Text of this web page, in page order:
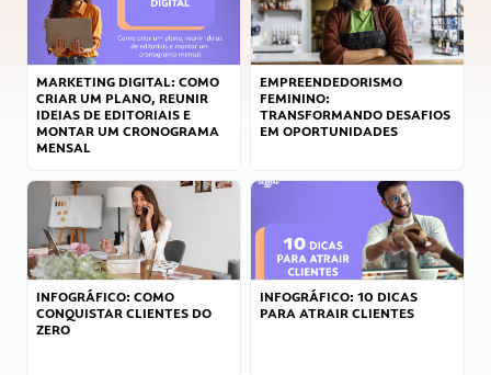
MARKETING DIGITAL: COMO
CRIAR UM PLANO, REUNIR
IDEIAS DE EDITORIAIS E
MONTAR UM CRONOGRAMA
MENSAL
EMPREENDEDORISMO
FEMININO:
TRANSFORMANDO DESAFIOS
EM OPORTUNIDADES
INFOGRÁFICO: COMO
CONQUISTAR CLIENTES DO
ZERO
INFOGRÁFICO: 10 DICAS
PARA ATRAIR CLIENTES